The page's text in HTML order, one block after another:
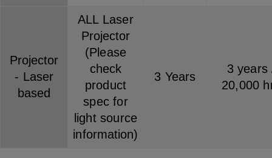
Projector
- Laser
based
ALL Laser
Projector
(Please
check
product
spec for
light source
information)
3 Years
3 years
20,000